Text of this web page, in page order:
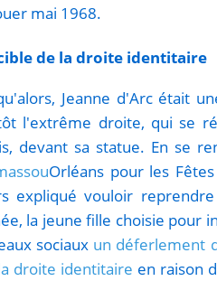
mai 1968.
de la droite identitaire
Jeanne d'Arc était
l'extrême droite, qui se
devant sa statue. En se
Orléans pour les
expliqué vouloir
la jeune fille choisie pour
sociaux un déferlement
droite identitaire en raison